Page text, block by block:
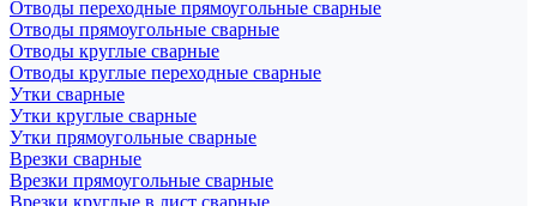
Отводы переходные прямоугольные сварные
Отводы прямоугольные сварные
Отводы круглые сварные
Отводы круглые переходные сварные
Утки сварные
Утки круглые сварные
Утки прямоугольные сварные
Врезки сварные
Врезки прямоугольные сварные
Врезки круглые в лист сварные